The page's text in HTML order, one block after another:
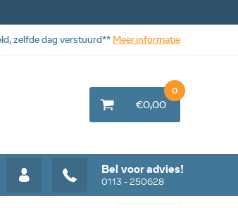
Bel voor advies!
0113 - 250628
€0,00
0
zelfde dag verstuurd** Meer informatie